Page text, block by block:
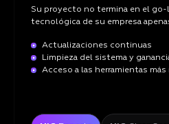
Su proyecto no termina en el
tecnológica de su empresa
Actualizaciones continuas
Limpieza del sistema y
Acceso a las herramientas más